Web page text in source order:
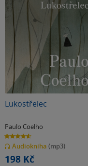
Lukostřelec
Paulo Coelho
4.6
z
5
hvězdiček
Audiokniha (mp3)
198 Kč